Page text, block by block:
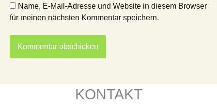
Name, E-Mail-Adresse und Website in diesem Browser
für meinen nächsten Kommentar speichern.
KONTAKT